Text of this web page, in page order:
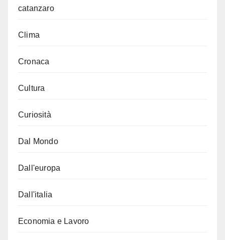
catanzaro
Clima
Cronaca
Cultura
Curiosità
Dal Mondo
Dall'europa
Dall'italia
Economia e Lavoro